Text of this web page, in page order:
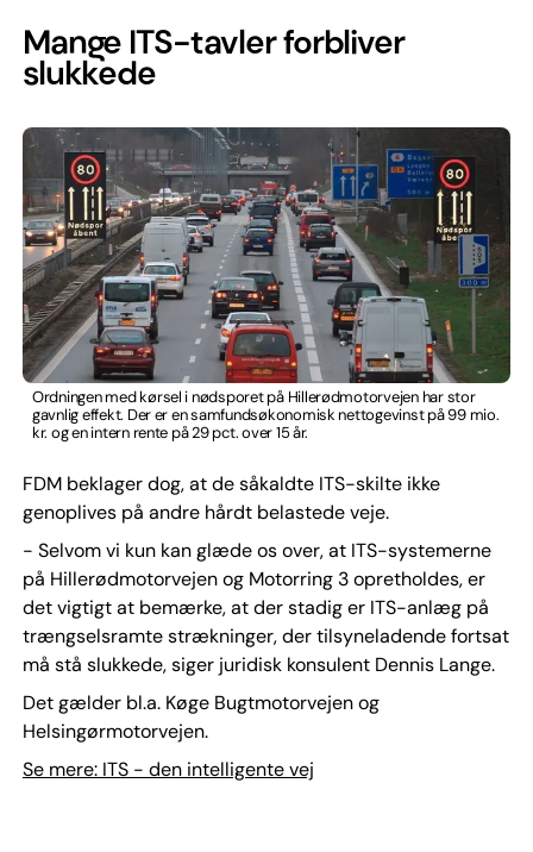
Mange ITS-tavler forbliver
slukkede
Ordningen med kørsel i nødsporet på Hillerødmotorvejen har stor
gavnlig effekt. Der er en samfundsøkonomisk nettogevinst på 99 mio.
kr. og en intern rente på 29 pct. over 15 år.
FDM beklager dog, at de såkaldte ITS-skilte ikke
genoplives på andre hårdt belastede veje.
- Selvom vi kun kan glæde os over, at ITS-systemerne
på Hillerødmotorvejen og Motorring 3 opretholdes, er
det vigtigt at bemærke, at der stadig er ITS-anlæg på
trængselsramte strækninger, der tilsyneladende fortsat
må stå slukkede, siger juridisk konsulent Dennis Lange.
Det gælder bl.a. Køge Bugtmotorvejen og
Helsingørmotorvejen.
Se mere: ITS - den intelligente vej